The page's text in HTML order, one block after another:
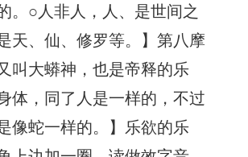
。○人非人，人、是世间之
天、仙、修罗等。】第八摩
叫大蟒神，也是帝释的乐
体，同了人是一样的，不过
像蛇一样的。】乐欲的乐